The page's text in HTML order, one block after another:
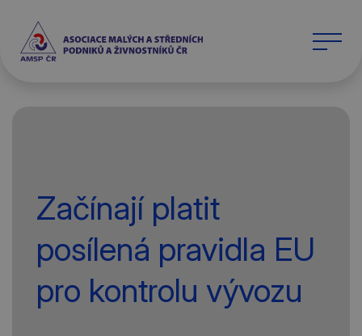
Začínají platit
posílená pravidla EU
pro kontrolu vývozu